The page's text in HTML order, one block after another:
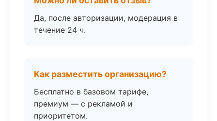
Да, после авторизации, модерация в
течение 24 ч.
Как разместить организацию?
Бесплатно в базовом тарифе,
премиум — с рекламой и
приоритетом.